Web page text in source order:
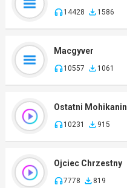
14428 1586
Macgyver
10557 1061
Ostatni Mohikanin
10231 915
Ojciec Chrzestny
7778 819